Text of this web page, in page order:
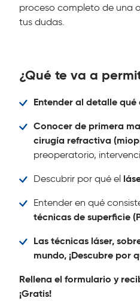
proceso completo de una
tus dudas.
¿Qué te va a
Entender al detalle
Conocer de primera
cirugía refractiva
preoperatorio,
Descubrir por qué el
Entender en qué
técnicas de superficie
Las técnicas láser,
mundo, ¡Descubre por
Rellena el formulario y
¡Gratis!